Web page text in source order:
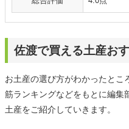
佐渡で買える土産お
お土産の選び方がわかったとこ
筋ランキングなどをもとに編集
土産をご紹介していきます。